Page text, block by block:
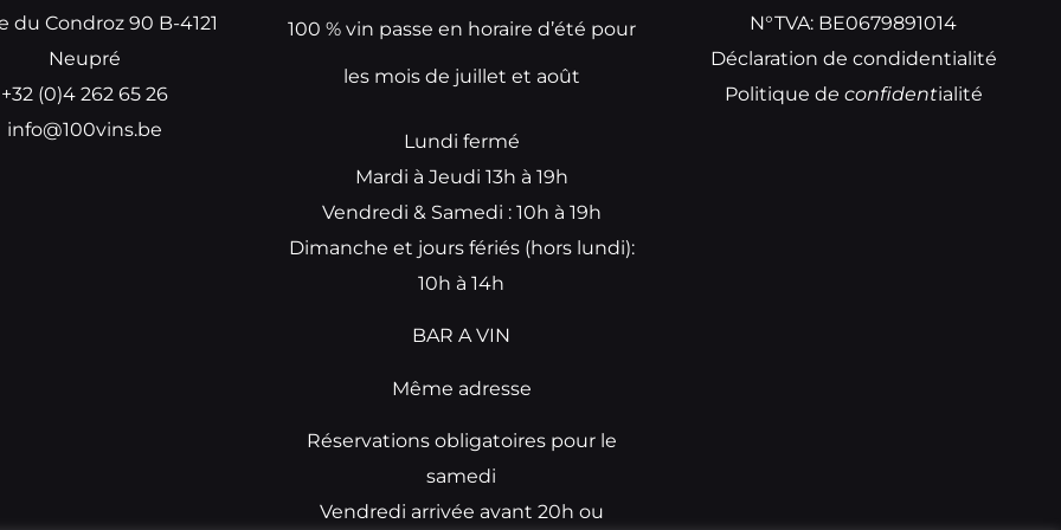
du Condroz 90 B-4121
Neupré
+32 (0)4 262 65 26
info@100vins.be
100 % vin passe en horaire d’été pour
les mois de juillet et août
Lundi fermé
Mardi à Jeudi 13h à 19h
Vendredi & Samedi : 10h à 19h
Dimanche et jours fériés (hors lundi):
10h à 14h
BAR A VIN
Même adresse
Réservations obligatoires pour le
samedi
Vendredi arrivée avant 20h ou
N°TVA: BE0679891014
Déclaration de condidentialité
Politique de confidentialité